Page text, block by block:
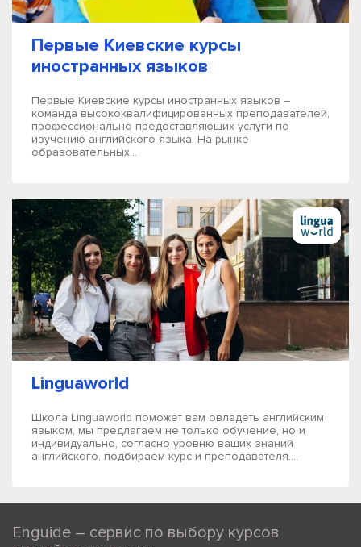
Первые Киевские курсы
иностранных языков
Первые Киевские курсы иностранных языков –
команда высококвалифицированных преподавателей,
профессионально предоставляющих услуги по
изучению английского языка. На рынке
образовательных...
Linguaworld
Школа Linguaworld поможет вам овладеть английским
языком, мы предлагаем не только обучение, но и
индивидуально, согласно уровню ваших знаний
английского, подбираем курс и преподавателя....
Enguide – сервис по выбору курсов